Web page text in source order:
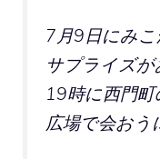
7月9日にみ
サプライズが
19時に西門
広場で会おう